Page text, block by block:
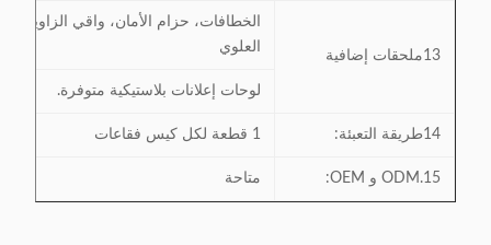
13ملحقات إضافية
الخطافات، حزام الأمان، واقي الزاوية
العلوي
لوحات إعلانات بلاستيكية متوفرة.
14طريقة التعبئة: 1 قطعة لكل كيس فقاعات
15.ODM و OEM: متاحة